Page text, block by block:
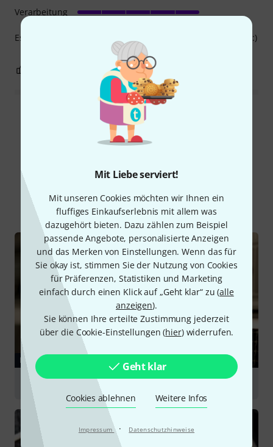
Mit Liebe serviert!
Mit unseren Cookies möchten wir Ihnen ein
fluffiges Einkaufserlebnis mit allem was
dazugehört bieten. Dazu zählen zum Beispiel
passende Angebote, personalisierte Anzeigen
und das Merken von Einstellungen. Wenn das für
Sie okay ist, stimmen Sie der Nutzung von Cookies
für Präferenzen, Statistiken und Marketing
einfach durch einen Klick auf „Geht klar“ zu (alle
anzeigen).
Sie können Ihre erteilte Zustimmung jederzeit
über die Cookie-Einstellungen (hier) widerrufen.
Geht klar
Cookies ablehnen Weitere Infos
Impressum · Datenschutzhinweise
Es ist genau das, was ich gesucht habe. Jeden Cent wert. :) :)
Verarbeitung
BEWERTUNG MELDEN
Alle Bewertungen lesen
Schon gewusst?
Alle Ratgeber
RATGEBER
Gitarrenverstärker